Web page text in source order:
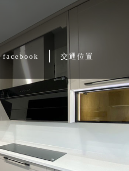
facebook 交通位置